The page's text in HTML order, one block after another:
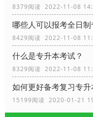
8379阅读 2022-11-08
哪些人可以报考全日制
8429阅读 2022-11-08
什么是专升本考试？
8329阅读 2022-11-08
如何更好备考复习专
15199阅读 2020-01-21